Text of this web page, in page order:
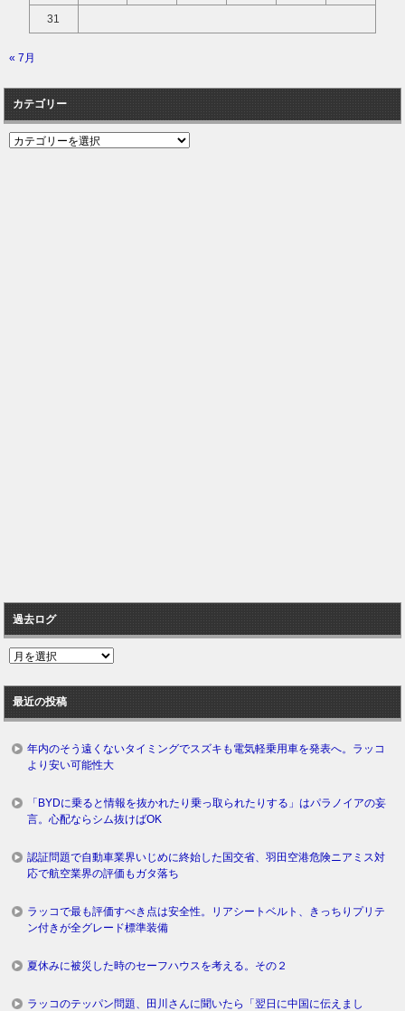
31
« 7月
カテゴリー
カ
過去ログ
過
ロ
グ
最近の投稿
年内のそう遠くないタイミングでスズキも電気軽乗用車を発表へ。ラッコ
より安い可能性大
「BYDに乗ると情報を抜かれたり乗っ取られたりする」はパラノイアの妄
言。心配ならシム抜けばOK
認証問題で自動車業界いじめに終始した国交省、羽田空港危険ニアミス対
応で航空業界の評価もガタ落ち
ラッコで最も評価すべき点は安全性。リアシートベルト、きっちりプリテ
ン付きが全グレード標準装備
夏休みに被災した時のセーフハウスを考える。その２
ラッコのテッパン問題、田川さんに聞いたら「翌日に中国に伝えまし